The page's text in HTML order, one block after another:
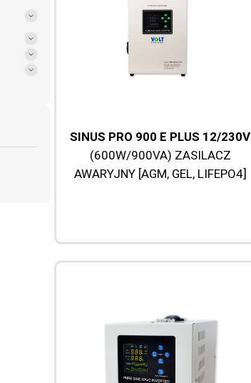
SINUS PRO 900 E PLUS 12/230V
(600W/900VA) ZASILACZ
AWARYJNY [AGM, GEL, LIFEPO4]